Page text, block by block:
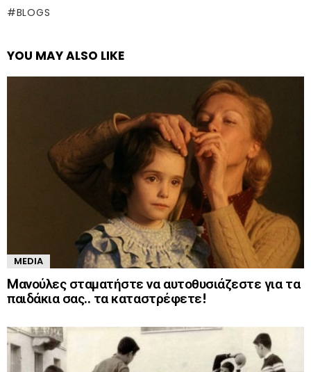
BLOGS
YOU MAY ALSO LIKE
MEDIA
Mανούλες σταματήστε να αυτοθυσιάζεστε για τα
παιδάκια σας.. τα καταστρέφετε!